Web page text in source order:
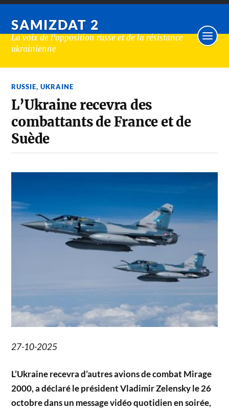
SAMIZDAT 2
La voix de l'opposition russe et de la résistance
ukrainienne
RUSSIE,UKRAINE
L’Ukraine recevra des
combattants de France et de
Suède
27-10-2025
L’Ukraine recevra d’autres avions de combat Mirage
2000, a déclaré le président Vladimir Zelensky le 26
octobre dans un message vidéo quotidien en soirée,